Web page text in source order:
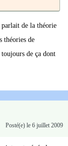
de la théorie
théories de
de ça dont
Posté(e) le 6 juillet 2009